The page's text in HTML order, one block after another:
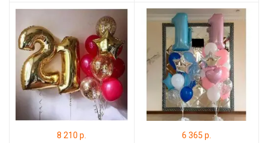
8 210 р. 6 365 р.